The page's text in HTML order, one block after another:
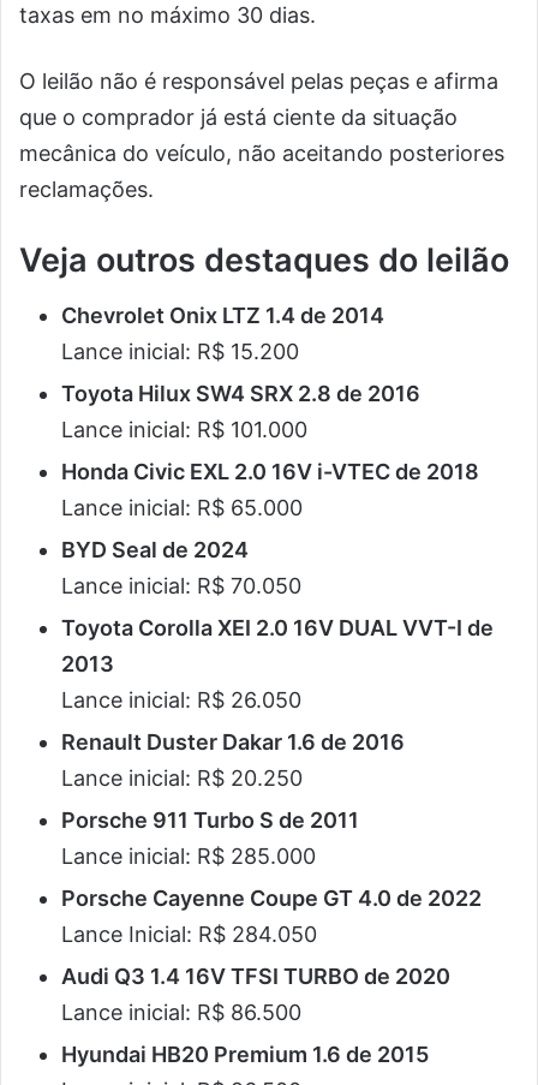
taxas em no máximo 30 dias.
O leilão não é responsável pelas peças e afirma
que o comprador já está ciente da situação
mecânica do veículo, não aceitando posteriores
reclamações.
Veja outros destaques do leilão
Chevrolet Onix LTZ 1.4 de 2014
Lance inicial: R$ 15.200
Toyota Hilux SW4 SRX 2.8 de 2016
Lance inicial: R$ 101.000
Honda Civic EXL 2.0 16V i-VTEC de 2018
Lance inicial: R$ 65.000
BYD Seal de 2024
Lance inicial: R$ 70.050
Toyota Corolla XEI 2.0 16V DUAL VVT-I de
2013
Lance inicial: R$ 26.050
Renault Duster Dakar 1.6 de 2016
Lance inicial: R$ 20.250
Porsche 911 Turbo S de 2011
Lance inicial: R$ 285.000
Porsche Cayenne Coupe GT 4.0 de 2022
Lance Inicial: R$ 284.050
Audi Q3 1.4 16V TFSI TURBO de 2020
Lance inicial: R$ 86.500
Hyundai HB20 Premium 1.6 de 2015